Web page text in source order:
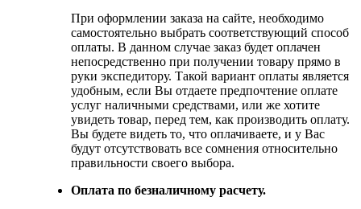
При оформлении заказа на сайте, необходимо
самостоятельно выбрать соответствующий способ
оплаты. В данном случае заказ будет оплачен
непосредственно при получении товару прямо в
руки экспедитору. Такой вариант оплаты является
удобным, если Вы отдаете предпочтение оплате
услуг наличными средствами, или же хотите
увидеть товар, перед тем, как производить оплату.
Вы будете видеть то, что оплачиваете, и у Вас
будут отсутствовать все сомнения относительно
правильности своего выбора.
Оплата по безналичному расчету.